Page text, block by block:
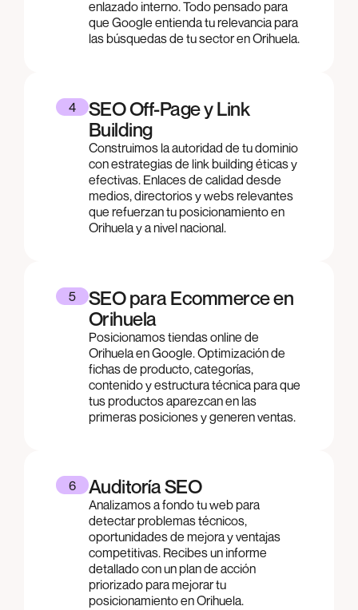
enlazado interno. Todo pensado para
que Google entienda tu relevancia para
las búsquedas de tu sector en Orihuela.
4
SEO Off-Page y Link
Building
Construimos la autoridad de tu dominio
con estrategias de link building éticas y
efectivas. Enlaces de calidad desde
medios, directorios y webs relevantes
que refuerzan tu posicionamiento en
Orihuela y a nivel nacional.
5
SEO para Ecommerce en
Orihuela
Posicionamos tiendas online de
Orihuela en Google. Optimización de
fichas de producto, categorías,
contenido y estructura técnica para que
tus productos aparezcan en las
primeras posiciones y generen ventas.
6 Auditoría SEO
Analizamos a fondo tu web para
detectar problemas técnicos,
oportunidades de mejora y ventajas
competitivas. Recibes un informe
detallado con un plan de acción
priorizado para mejorar tu
posicionamiento en Orihuela.